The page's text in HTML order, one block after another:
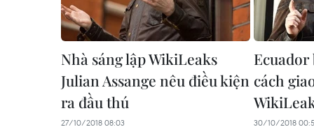
Nhà sáng lập WikiLeaks
Julian Assange nêu điều kiện
ra đầu thú
27/10/2018 08:03
Ecuador
cách
30/10/2018